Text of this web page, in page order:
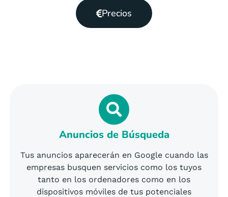
Precios
Anuncios de Búsqueda
Tus anuncios aparecerán en Google cuando las
empresas busquen servicios como los tuyos
tanto en los ordenadores como en los
dispositivos móviles de tus potenciales